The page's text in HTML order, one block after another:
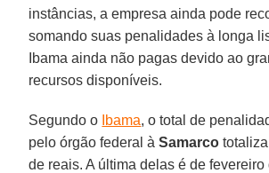
instâncias, a empresa ainda pode
somando suas penalidades à longa
Ibama ainda não pagas devido ao
recursos disponíveis.
Segundo o Ibama, o total de
pelo órgão federal àSamarco
de reais. A última delas é de